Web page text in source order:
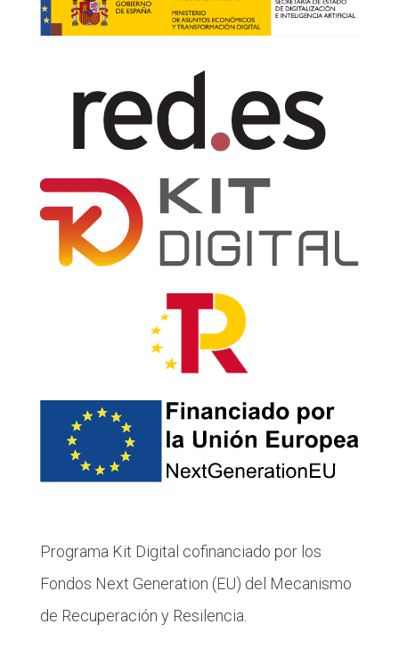
Programa Kit Digital cofinanciado por los
Fondos Next Generation (EU) del Mecanismo
de Recuperación y Resilencia.